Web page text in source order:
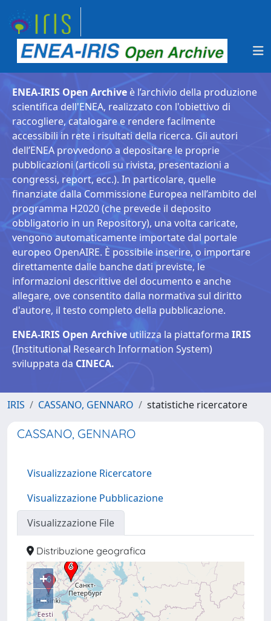
ENEA-IRIS Open Archive è l’archivio della produzione
scientifica dell'ENEA, realizzato con l'obiettivo di
raccogliere, catalogare e rendere facilmente
accessibili in rete i risultati della ricerca. Gli autori
dell’ENEA provvedono a depositare le proprie
pubblicazioni (articoli su rivista, presentazioni a
congressi, report, ecc.). In particolare, quelle
finanziate dalla Commissione Europea nell’ambito del
programma H2020 (che prevede il deposito
obbligatorio in un Repository), una volta caricate,
vengono automaticamente importate dal portale
europeo OpenAIRE. È possibile inserire, o importare
direttamente dalle banche dati previste, le
informazioni descrittive del documento e anche
allegare, ove consentito dalla normativa sul diritto
d'autore, il testo completo della pubblicazione.
ENEA-IRIS Open Archive utilizza la piattaforma IRIS
(Institutional Research Information System)
sviluppata da CINECA.
IRIS CASSANO, GENNARO statistiche ricercatore
CASSANO, GENNARO
Visualizzazione Ricercatore
Visualizzazione Pubblicazione
Visualizzazione File
Distribuzione geografica
+
–